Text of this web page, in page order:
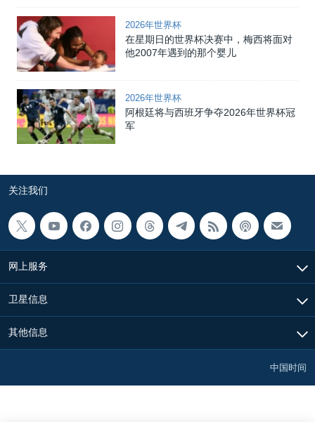
2026年世界杯
在星期日的世界杯决赛中，梅西将面对
他2007年遇到的那个婴儿
2026年世界杯
阿根廷将与西班牙争夺2026年世界杯冠
军
关注我们
网上服务
卫星信息
其他信息
中国时间